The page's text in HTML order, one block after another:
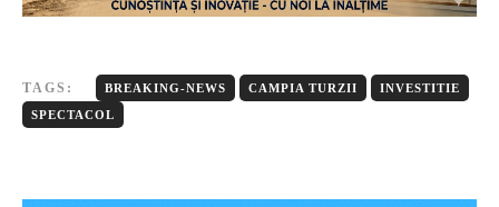
TAGS: BREAKING-NEWS CAMPIA TURZII
INVESTITIE
SPECTACOL